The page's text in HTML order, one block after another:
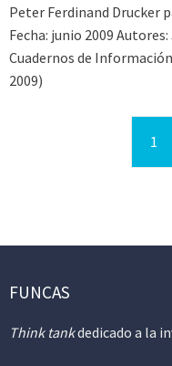
Peter Ferdinand Drucker
Fecha: junio 2009
Cuadernos de
2009)
1
FUNCAS
Think tankdedicado a la